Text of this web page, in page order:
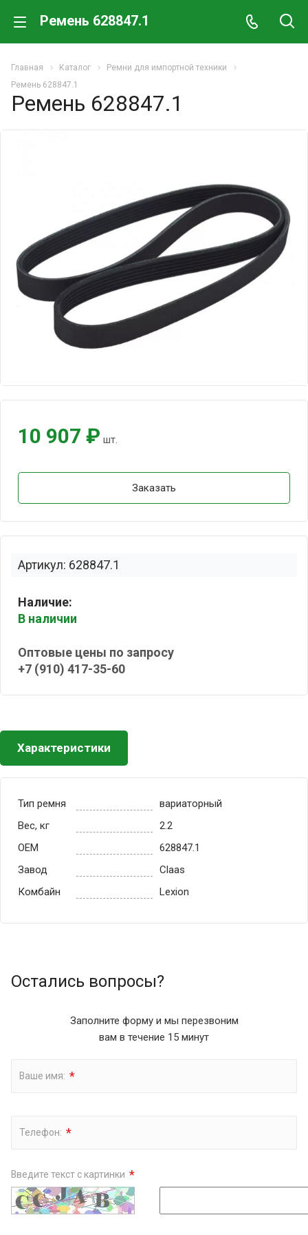
Ремень 628847.1
Главная Каталог
Ремни для импортной техники
Ремень 628847.1
Ремень 628847.1
Артикул: 628847.1
Наличие:
В наличии
Оптовые цены по запросу
+7 (910) 417-35-60
10 907 ₽ шт.
Заказать
Характеристики
Тип ремня
вариаторный
Вес, кг
2.2
OEM
628847.1
Завод
Claas
Комбайн
Lexion
Остались вопросы?
Заполните форму и мы перезвоним
вам в течение 15 минут
Ваше имя: *
Телефон: *
Введите текст с картинки *